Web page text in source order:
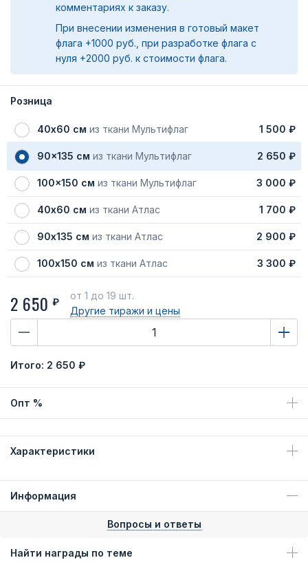
комментариях к заказу.
При внесении изменения в готовый макет
флага +1000 руб., при разработке флага с
нуля +2000 руб. к стоимости флага.
Розница
40х60 см из ткани Мультифлаг 1 500 ₽
90x135 см из ткани Мультифлаг 2 650 ₽
100x150 см из ткани Мультифлаг 3 000 ₽
40х60 см из ткани Атлас 1 700 ₽
90х135 см из ткани Атлас 2 900 ₽
100х150 см из ткани Атлас 3 300 ₽
2 650 ₽
от 1 до 19 шт.
Другие тиражи и цены
Итого: 2 650 ₽
Опт %
Характеристики
Информация
Вопросы и ответы
Найти награды по теме